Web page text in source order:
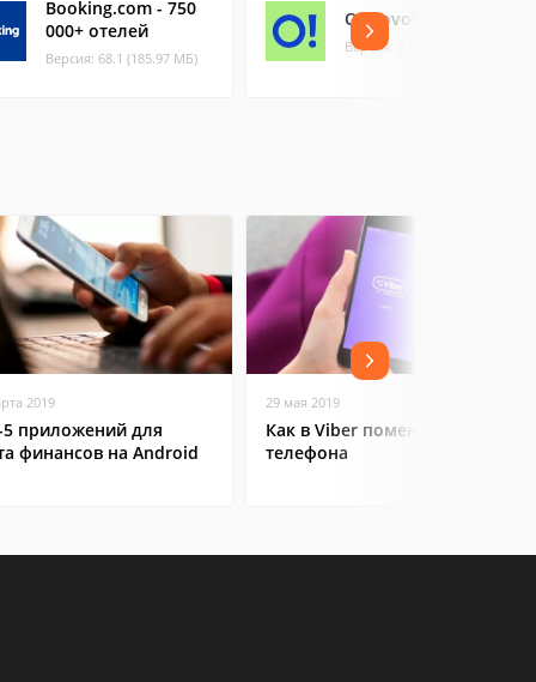
Booking.com - 750
000+ отелей
Версия: 68.1 (185.97 МБ)
Ostrovok.ru
Версия: 9.9.1 (76.77 МБ)
2019
приложений для
финансов на Android
29 мая 2019
Как в Viber поменять номер
телефона